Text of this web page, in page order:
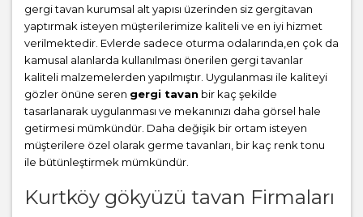
gergi tavan kurumsal alt yapısı üzerinden siz gergitavan
yaptırmak isteyen müşterilerimize kaliteli ve en iyi hizmet
verilmektedir. Evlerde sadece oturma odalarında,en çok da
kamusal alanlarda kullanılması önerilen gergi tavanlar
kaliteli malzemelerden yapılmıştır. Uygulanması ile kaliteyi
gözler önüne seren gergi tavan bir kaç şekilde
tasarlanarak uygulanması ve mekanınızı daha görsel hale
getirmesi mümkündür. Daha değişik bir ortam isteyen
müşterilere özel olarak germe tavanları, bir kaç renk tonu
ile bütünleştirmek mümkündür.
Kurtköy gökyüzü tavan Firmaları